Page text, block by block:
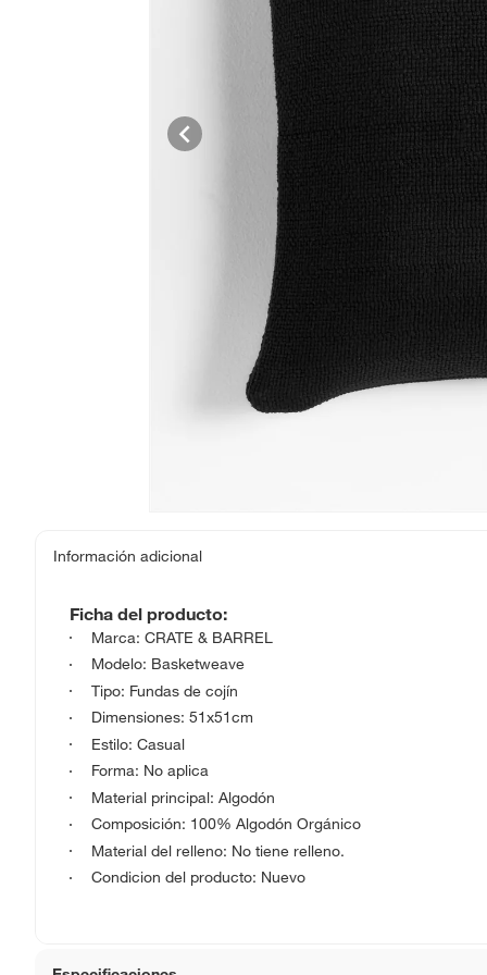
Información adicional
Ficha del producto:
Marca: CRATE & BARREL
Modelo: Basketweave
Tipo: Fundas de cojín
Dimensiones: 51x51cm
Estilo: Casual
Forma: No aplica
Material principal: Algodón
Composición: 100% Algodón Orgánico
Material del relleno: No tiene relleno.
Condicion del producto: Nuevo